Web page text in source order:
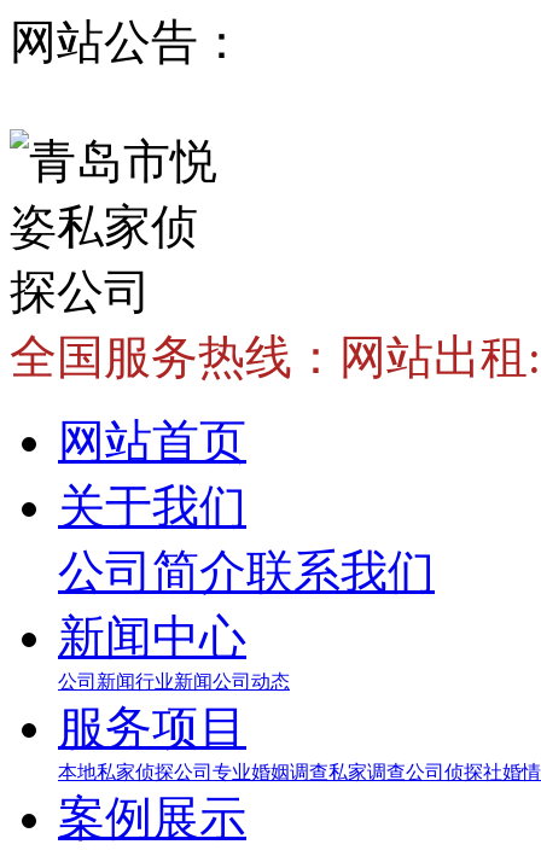
网站公告：
全国服务热线： 网站出
网站首页
关于我们
公司简介联系我们
新闻中心
公司新闻行业新闻公司动态
服务项目
本地私家侦探公司 专业婚姻调查私家调查公司 侦探社婚
案例展示